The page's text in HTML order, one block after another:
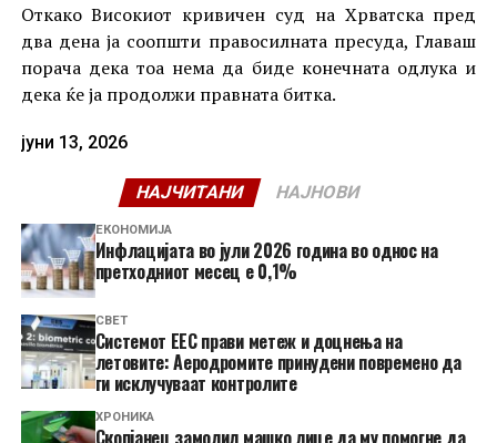
Откако Високиот кривичен суд на Хрватска пред
два дена ја соопшти правосилната пресуда, Главаш
порача дека тоа нема да биде конечната одлука и
дека ќе ја продолжи правната битка.
јуни 13, 2026
НАЈЧИТАНИ НАЈНОВИ
ЕКОНОМИЈА
Инфлацијата во јули 2026 година во однос на
претходниот месец е 0,1%
СВЕТ
Системот ЕЕС прави метеж и доцнења на
летовите: Аеродромите принудени повремено да
ги исклучуваат контролите
ХРОНИКА
Скопјанец замолил машко лице да му помогне да